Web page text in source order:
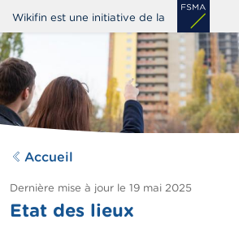
Aller
au
contenu
principal
Wikifin est une initiative de la
Accueil
Dernière mise à jour le 19 mai 2025
Etat des lieux